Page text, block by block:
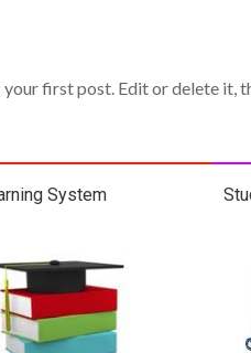
first post. Edit or delete it,
System